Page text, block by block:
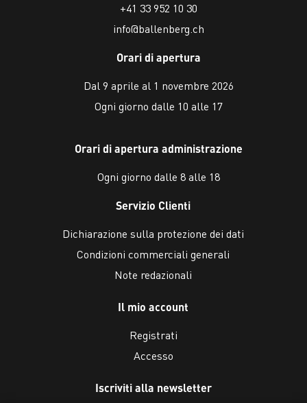
+41 33 952 10 30
info@ballenberg.ch
Orari di apertura
Dal 9 aprile al 1 novembre 2026
Ogni giorno dalle 10 alle 17
Orari di apertura administrazione
Ogni giorno dalle 8 alle 18
Servizio Clienti
Dichiarazione sulla protezione dei dati
Condizioni commerciali generali
Note redazionali
Il mio account
Registrati
Accesso
Iscriviti alla newsletter